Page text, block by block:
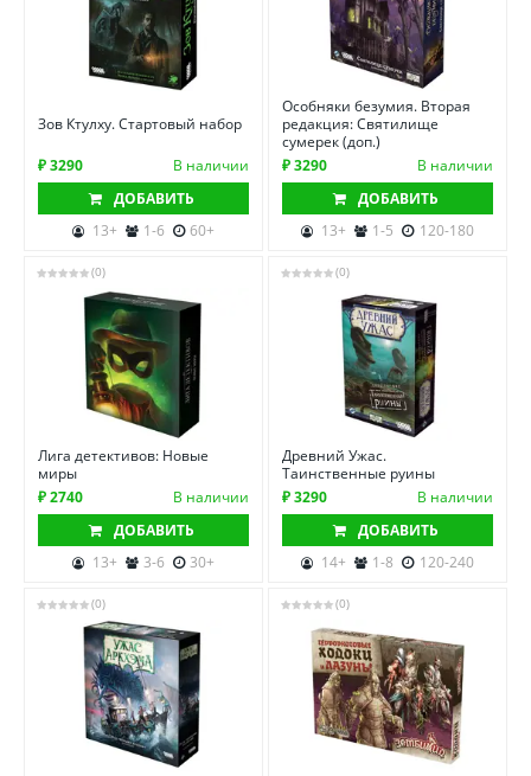
Зов Ктулху. Стартовый набор
₽ 3290
В наличии
ДОБАВИТЬ
13+
1-6 60+
Особняки безумия. Вторая
редакция: Святилище
сумерек (доп.)
₽ 3290
В наличии
ДОБАВИТЬ
13+
1-5 120-180
(0)
Лига детективов: Новые
миры
₽ 2740
В наличии
ДОБАВИТЬ
13+
3-6 30+
(0)
Древний Ужас.
Таинственные руины
₽ 3290
В наличии
ДОБАВИТЬ
14+
1-8 120-240
(0) (0)